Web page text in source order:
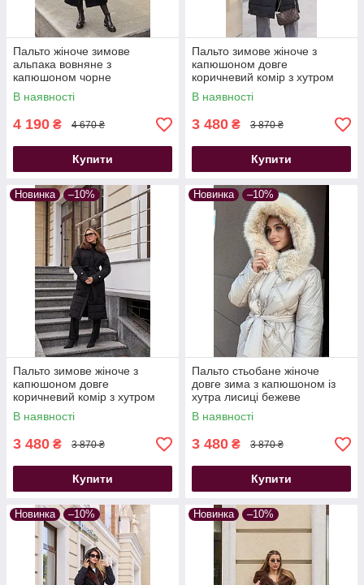
Пальто жіноче зимове
альпака вовняне з
капюшоном чорне
В наявності
4 190 ₴ 4 670 ₴
Купити
Пальто зимове жіноче з
капюшоном довге
коричневий комір з хутром
еко норки чорне
В наявності
3 480 ₴ 3 870 ₴
Купити
Новинка –10%
Пальто зимове жіноче з
капюшоном довге
коричневий комір з хутром
еко норки чорне
В наявності
3 480 ₴ 3 870 ₴
Купити
Новинка –10%
Пальто стьобане жіноче
довге зима з капюшоном із
хутра лисиці бежеве
В наявності
3 480 ₴ 3 870 ₴
Купити
Новинка –10% Новинка –10%